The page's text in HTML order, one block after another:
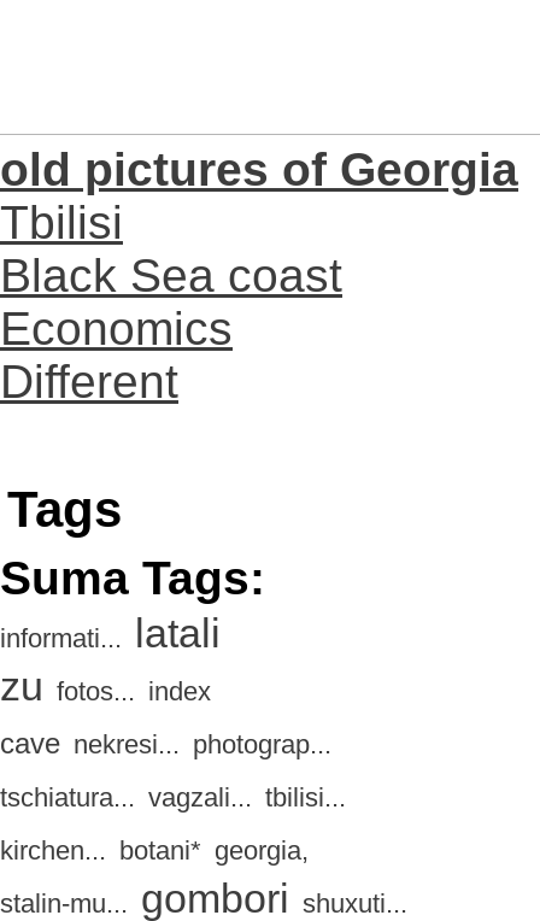
old pictures of Georgia
Tbilisi
Black Sea coast
Economics
Different
Tags
Suma Tags:
informati... latali
zu fotos... index
cave nekresi... photograp...
tschiatura... vagzali... tbilisi...
kirchen... botani* georgia,
stalin-mu... gombori shuxuti...